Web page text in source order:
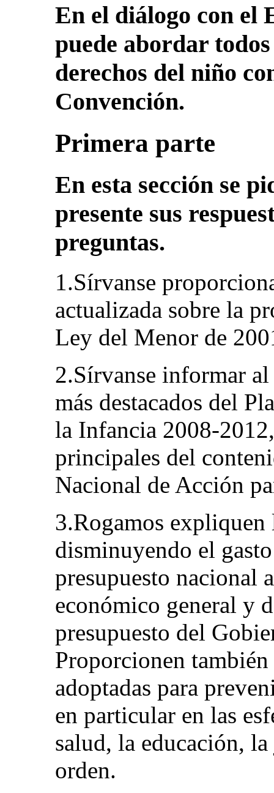
En el diálogo con el
puede abordar
derechos del niño
Convención.
Primera parte
En esta sección se
presente sus
preguntas.
1.Sírvanse
actualizada sobre la
Ley del Menor de
2.Sírvanse informar
más destacados del
la Infancia 2008-
principales del
Nacional de Acción
3.Rogamos
disminuyendo el
presupuesto nacional
económico general y
presupuesto del
Proporcionen
adoptadas para
en particular en las
salud, la educación,
orden.